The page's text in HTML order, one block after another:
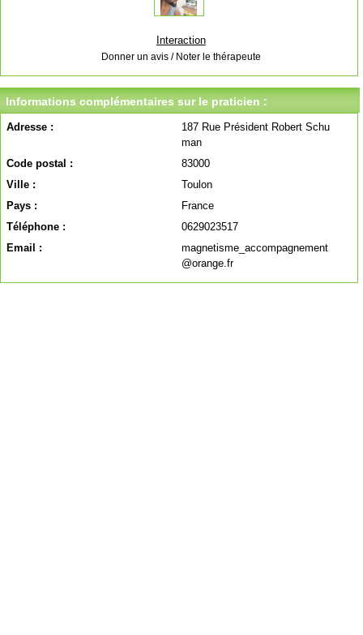
Interaction
Donner un avis / Noter le thérapeute
Informations complémentaires sur le praticien :
Adresse :
187 Rue Président Robert Schu
man
Code postal :
83000
Ville :
Toulon
Pays :
France
Téléphone :
0629023517
Email :
magnetisme_accompagnement
@orange.fr